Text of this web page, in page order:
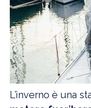
L’inverno è una